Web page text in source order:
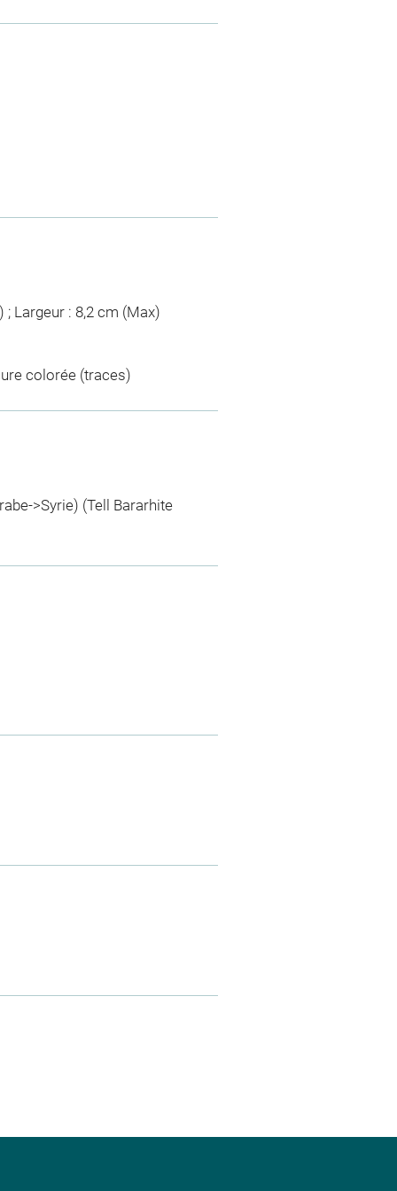
; Largeur : 8,2 cm (Max)
colorée (traces)
>Syrie) (Tell Bararhite